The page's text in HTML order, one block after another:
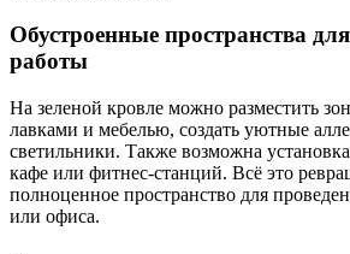
Обустроенные пространства
работы
На зеленой кровле можно разместить
лавками и мебелью, создать уютные
светильники. Также возможна
кафе или фитнес-станций. Всё это
полноценное пространство для
или офиса.